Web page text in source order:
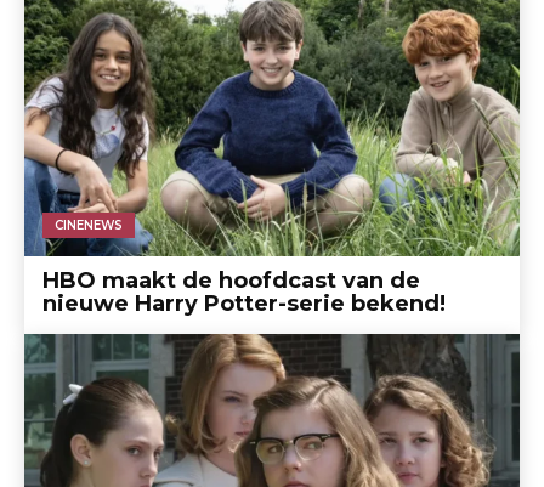
CINENEWS
HBO maakt de hoofdcast van de
nieuwe Harry Potter-serie bekend!